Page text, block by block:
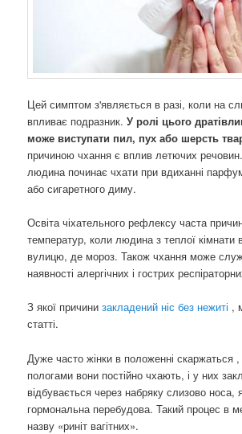
Цей симптом з'являється в разі, коли на
впливає подразник.У ролі цього
може виступати пил, пух або шерсть
причиною чхання є вплив летючих
людина починає чхати при вдиханні
або сигаретного диму.
Освіта чіхательного рефлексу часта
температур, коли людина з теплої кімнати
вулицю, де мороз. Також чхання може
наявності алергічних і гострих
З якої причинизакладений ніс без нежиті ,
статті.
Дуже часто жінки в положенні
пологами вони постійно чхають, і у них
відбувається через набряку слизово носа,
гормональна перебудова. Такий процес в
назву «риніт вагітних».